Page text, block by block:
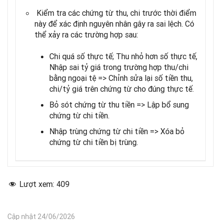
Kiểm tra các chứng từ thu, chi trước thời điểm
này để xác định nguyên nhân gây ra sai lệch. Có
thể xảy ra các trường hợp sau:
Chi quá số thực tế; Thu nhỏ hơn số thực tế,
Nhập sai tỷ giá trong trường hợp thu/chi
bằng ngoại tệ => Chỉnh sửa lại số tiền thu,
chi/tỷ giá trên chứng từ cho đúng thực tế.
Bỏ sót chứng từ thu tiền => Lập bổ sung
chứng từ chi tiền.
Nhập trùng chứng từ chi tiền => Xóa bỏ
chứng từ chi tiền bị trùng.
Lượt xem: 409
Cập nhật 24/06/2026